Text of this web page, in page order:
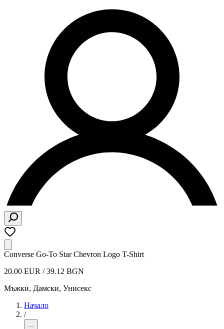
Converse Go-To Star Chevron Logo T-Shirt
20.00 EUR / 39.12 BGN
Мъжки, Дамски, Унисекс
Начало
/
...